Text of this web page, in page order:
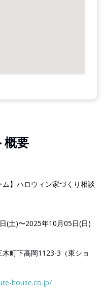
概要
ム】ハロウィン家づくり相談
(土)〜2025年10月05日(日)
町下高岡1123-3（東ショ
house.co.jp/